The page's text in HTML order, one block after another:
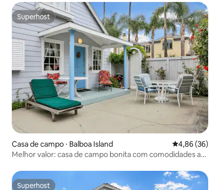
Superhost
Superhost
Casa de campo ⋅ Balboa Island 4,86 de uma
4,86 (36)
Melhor valor: casa de campo bonita com comodidades a
Superhost